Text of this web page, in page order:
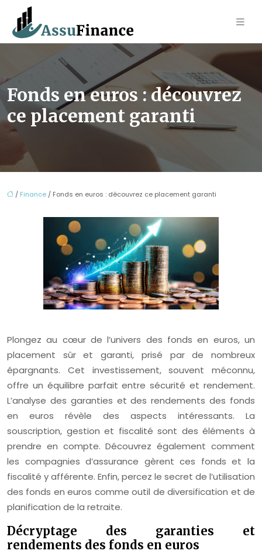
Fonds en euros : découvrez
ce placement garanti
/ Finance / Fonds en euros : découvrez ce placement garanti
Plongez au cœur de l’univers des fonds en euros, un
placement sûr et garanti, prisé par de nombreux
épargnants. Cet investissement, souvent méconnu,
offre un équilibre parfait entre sécurité et rendement.
L’analyse des garanties et des rendements des fonds
en euros révèle des aspects intéressants. La
souscription, gestion et fiscalité sont des éléments à
prendre en compte. Découvrez également comment
les compagnies d’assurance gèrent ces fonds et la
fiscalité y afférente. Enfin, percez le secret de l’utilisation
des fonds en euros comme outil de diversification et de
planification de la retraite.
Décryptage des garanties et
rendements des fonds en euros